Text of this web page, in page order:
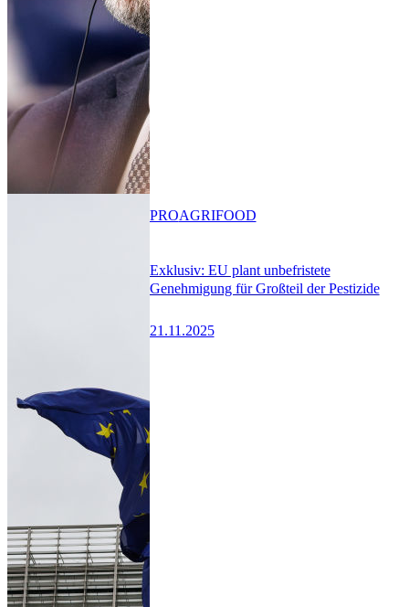
Exklusiv: EU plant unbefristete
Genehmigung für Großteil der Pestizide
21.11.2025
PROAGRIFOOD